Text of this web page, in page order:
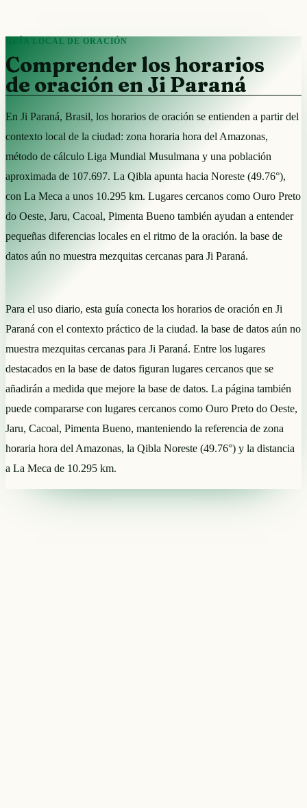
GUÍA LOCAL DE ORACIÓN
Comprender los horarios
de oración en Ji Paraná
En Ji Paraná, Brasil, los horarios de oración se entienden a partir del
contexto local de la ciudad: zona horaria hora del Amazonas,
método de cálculo Liga Mundial Musulmana y una población
aproximada de 107.697. La Qibla apunta hacia Noreste (49.76°),
con La Meca a unos 10.295 km. Lugares cercanos como Ouro Preto
do Oeste, Jaru, Cacoal, Pimenta Bueno también ayudan a entender
pequeñas diferencias locales en el ritmo de la oración. la base de
datos aún no muestra mezquitas cercanas para Ji Paraná.
Para el uso diario, esta guía conecta los horarios de oración en Ji
Paraná con el contexto práctico de la ciudad. la base de datos aún no
muestra mezquitas cercanas para Ji Paraná. Entre los lugares
destacados en la base de datos figuran lugares cercanos que se
añadirán a medida que mejore la base de datos. La página también
puede compararse con lugares cercanos como Ouro Preto do Oeste,
Jaru, Cacoal, Pimenta Bueno, manteniendo la referencia de zona
horaria hora del Amazonas, la Qibla Noreste (49.76°) y la distancia
a La Meca de 10.295 km.